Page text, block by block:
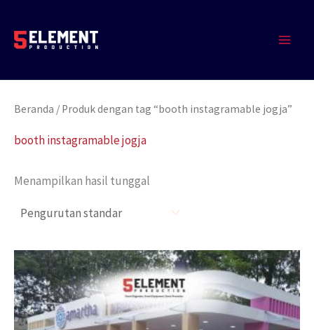
konten
Beranda / Produk dengan tag “booth instagramable jogja”
booth instagramable jogja
Menampilkan hasil tunggal